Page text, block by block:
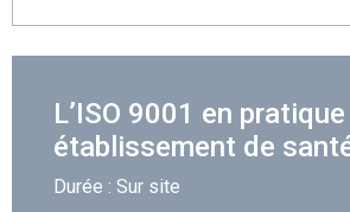
L’ISO 9001 en
établissement de
Durée : Sur site